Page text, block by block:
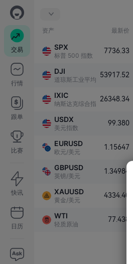
交易
行情
跟单
比赛
快讯
日历
资产 最新价
SPX
标普 500 指数
7736.33
DJI
道琼斯工业平均指数
53917.52
IXIC
纳斯达克综合指数
26348.34
USDX
美元指数
99.380
EURUSD
欧元/美元
1.15647
GBPUSD
英镑/美元
1.34984
XAUUSD
黄金/美元
4334.40
WTI
轻质原油
77.438